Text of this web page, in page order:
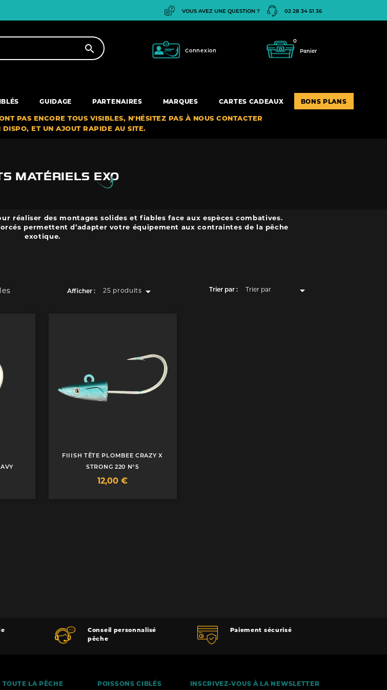
VOUS AVEZ UNE QUESTION ? 02 28 34 51 36
 Connexion Panier
0
GUIDAGE PARTENAIRES MARQUES CARTES CADEAUX BONS PLANS
PAS ENCORE TOUS VISIBLES, N'HÉSITEZ PAS À NOUS CONTACTER
DISPO, ET UN AJOUT RAPIDE AU SITE.
MATÉRIELS EXO
réaliser des montages solides et fiables face aux espèces combatives.
permettent d’adapter votre équipement aux contraintes de la pêche
exotique.
Afficher : 25 produits  Trier par : Trier par 
FIIISH TÊTE PLOMBEE CRAZY X
STRONG 220 N°5
Prix
12,00 €
Conseil personnalisé
pêche
Paiement sécurisé
TOUTE LA PÊCHE POISSONS CIBLÉS INSCRIVEZ-VOUS À LA NEWSLETTER